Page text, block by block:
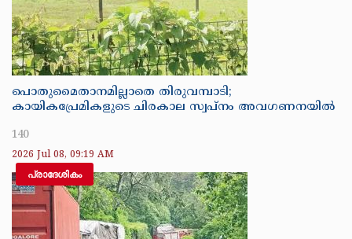
പൊതുമൈതാനമില്ലാതെ തിരുവമ്പാടി;
കായികപ്രേമികളുടെ ചിരകാല സ്വപ്നം അവഗണനയിൽ
140
2026 Jul 08, 09:19 AM
പ്രാദേശികം